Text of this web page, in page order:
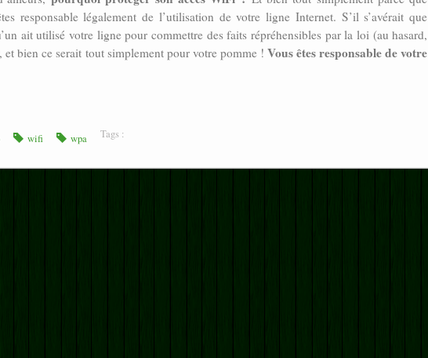
responsable légalement de l’utilisation de votre ligne Internet. S’il s’avérait que
ait utilisé votre ligne pour commettre des faits répréhensibles par la loi (au hasard,
et bien ce serait tout simplement pour votre pomme ! Vous êtes responsable de votre
Tags :
wifi wpa